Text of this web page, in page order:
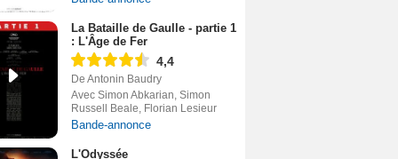
La Bataille de Gaulle - partie 1
: L'Âge de Fer
4,4
De Antonin Baudry
Avec Simon Abkarian, Simon
Russell Beale, Florian Lesieur
Bande-annonce
L'Odyssée